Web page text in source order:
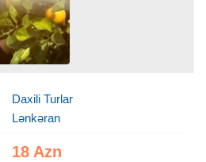
Daxili Turlar
Lənkəran
18 Azn